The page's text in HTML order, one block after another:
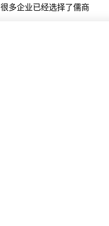
很多企业已经选择了儒商